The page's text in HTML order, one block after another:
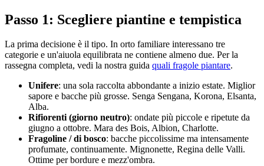
Passo 1: Scegliere piantine e tempistica
La prima decisione è il tipo. In orto familiare interessano tre
categorie e un'aiuola equilibrata ne contiene almeno due. Per la
rassegna completa, vedi la nostra guida quali fragole piantare.
Unifere: una sola raccolta abbondante a inizio estate. Miglior
sapore e bacche più grosse. Senga Sengana, Korona, Elsanta,
Alba.
Rifiorenti (giorno neutro): ondate più piccole e ripetute da
giugno a ottobre. Mara des Bois, Albion, Charlotte.
Fragoline / di bosco: bacche piccolissime ma intensamente
profumate, continuamente. Mignonette, Regina delle Valli.
Ottime per bordure e mezz'ombra.